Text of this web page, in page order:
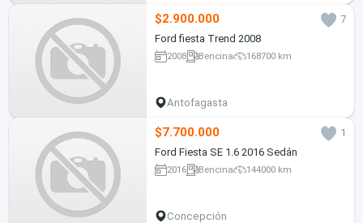
$2.900.000
7
Ford fiesta Trend 2008
2008 Bencina 168700 km
Antofagasta
$7.700.000
1
Ford Fiesta SE 1.6 2016 Sedán
2016 Bencina 144000 km
Concepción